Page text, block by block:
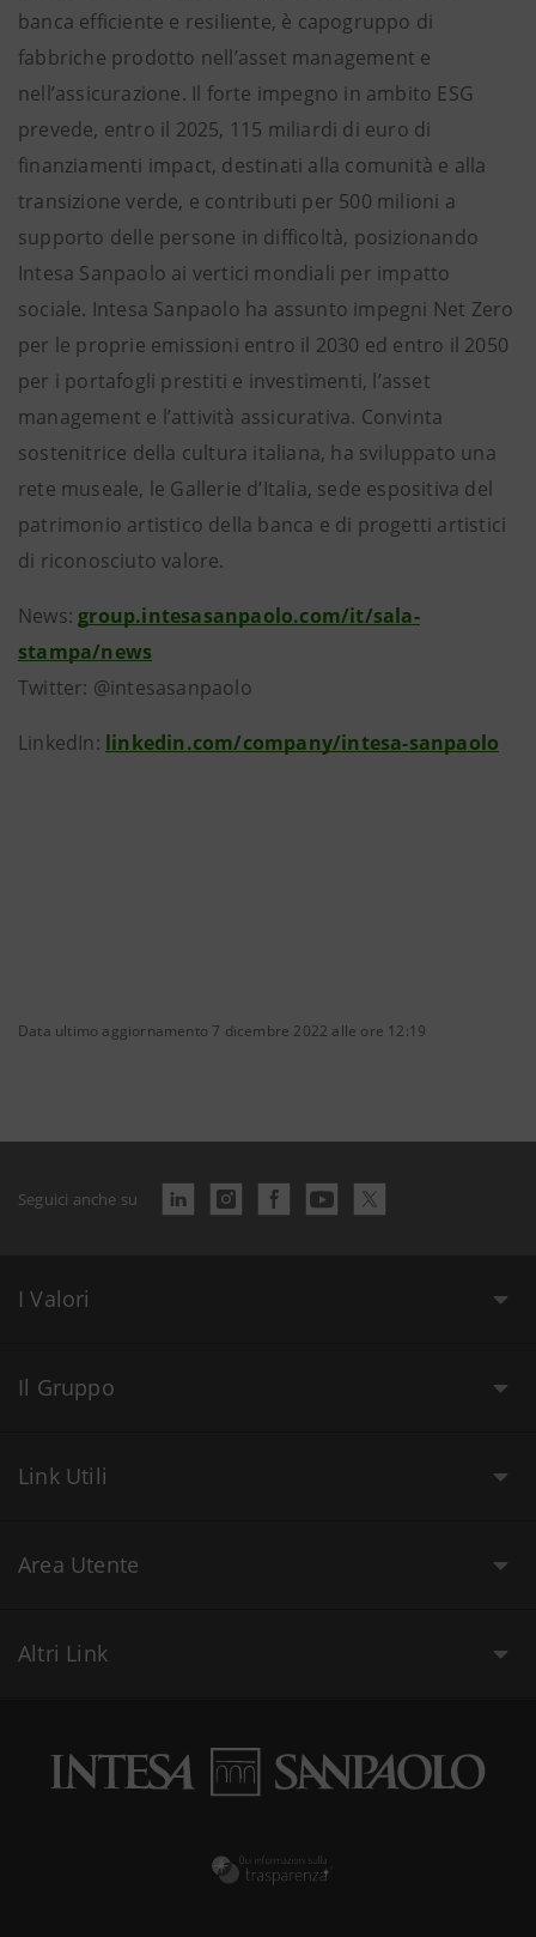
banca efficiente e resiliente, è capogruppo di
fabbriche prodotto nell’asset management e
nell’assicurazione. Il forte impegno in ambito ESG
prevede, entro il 2025, 115 miliardi di euro di
finanziamenti impact, destinati alla comunità e alla
transizione verde, e contributi per 500 milioni a
supporto delle persone in difficoltà, posizionando
Intesa Sanpaolo ai vertici mondiali per impatto
sociale. Intesa Sanpaolo ha assunto impegni Net Zero
per le proprie emissioni entro il 2030 ed entro il 2050
per i portafogli prestiti e investimenti, l’asset
management e l’attività assicurativa. Convinta
sostenitrice della cultura italiana, ha sviluppato una
rete museale, le Gallerie d’Italia, sede espositiva del
patrimonio artistico della banca e di progetti artistici
di riconosciuto valore.
News: group.intesasanpaolo.com/it/sala-
stampa/news
Twitter: @intesasanpaolo
LinkedIn: linkedin.com/company/intesa-sanpaolo
Data ultimo aggiornamento 7 dicembre 2022 alle ore 12:19
Seguici anche su
I Valori
Il Gruppo
Link Utili
Area Utente
Altri Link